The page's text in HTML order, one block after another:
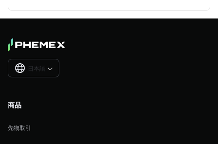
日本語 
商品
先物取引